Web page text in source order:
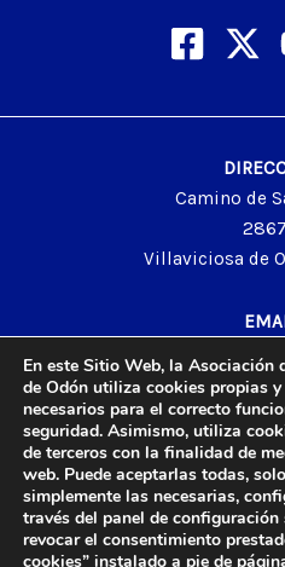
Camino de
Villaviciosa de
916
© 2024 Agrupación
Aviso
En este Sitio Web, la Asociación
de Odón utiliza cookies propias
necesarios para el correcto
seguridad. Asimismo, utiliza
de terceros con la finalidad de
web. Puede aceptarlas todas,
simplemente las necesarias,
través del panel de
revocar el consentimiento
cookies” instalado a pie de